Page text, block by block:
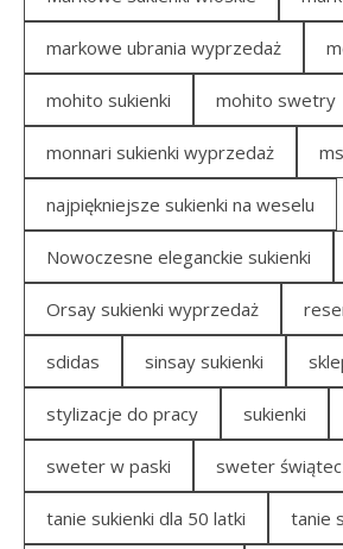
markowe ubrania wyprzedaż
mohito sukienki mohito swetry
monnari sukienki wyprzedaż
najpiękniejsze sukienki na weselu
Nowoczesne eleganckie sukienki
Orsay sukienki wyprzedaż
sdidas sinsay sukienki
stylizacje do pracy sukienki
sweter w paski sweter
tanie sukienki dla 50 latki tanie